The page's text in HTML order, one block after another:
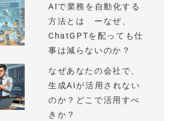
AIで業務を自動化する
方法とは ーなぜ、
ChatGPTを配っても仕
事は減らないのか？
なぜあなたの会社で、
生成AIが活用されない
のか？どこで活用すべ
きか？